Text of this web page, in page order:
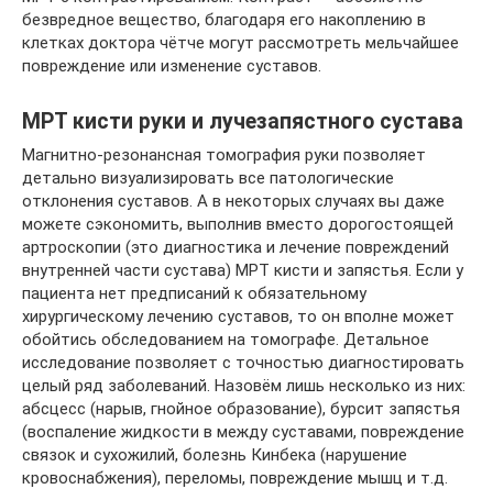
безвредное вещество, благодаря его накоплению в
клетках доктора чётче могут рассмотреть мельчайшее
повреждение или изменение суставов.
МРТ кисти руки и лучезапястного сустава
Магнитно-резонансная томография руки позволяет
детально визуализировать все патологические
отклонения суставов. А в некоторых случаях вы даже
можете сэкономить, выполнив вместо дорогостоящей
артроскопии (это диагностика и лечение повреждений
внутренней части сустава) МРТ кисти и запястья. Если у
пациента нет предписаний к обязательному
хирургическому лечению суставов, то он вполне может
обойтись обследованием на томографе. Детальное
исследование позволяет с точностью диагностировать
целый ряд заболеваний. Назовём лишь несколько из них:
абсцесс (нарыв, гнойное образование), бурсит запястья
(воспаление жидкости в между суставами, повреждение
связок и сухожилий, болезнь Кинбека (нарушение
кровоснабжения), переломы, повреждение мышц и т.д.